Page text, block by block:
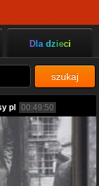
Dla dzieci
szukaj
pl 00:49:50